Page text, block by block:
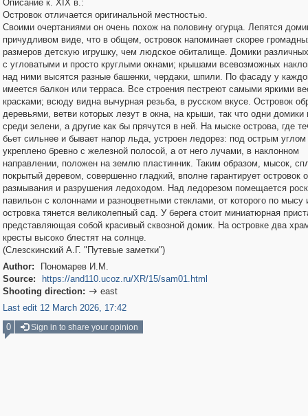
Описание к. XIX в.:
Островок отличается оригинальной местностью.
Своими очертаниями он очень похож на половину огурца. Лепятся
причудливом виде, что в общем, островок напоминает скорее
размеров детскую игрушку, чем людское обиталище. Домики
с угловатыми и просто круглыми окнами; крышами всевозможных
над ними высятся разные башенки, чердаки, шпили. По фасаду у
имеется балкон или терраса. Все строения пестреют самыми яркими
красками; всюду видна вычурная резьба, в русском вкусе. Островок
деревьями, ветви которых лезут в окна, на крыши, так что одни домики
среди зелени, а другие как бы прячутся в ней. На мыске острова, где
бьет сильнее и бывает напор льда, устроен ледорез: под острым углом
укреплено бревно с железной полосой, а от него лучами, в наклонном
направлении, положен на землю пластинник. Таким образом, мысок,
покрытый деревом, совершенно гладкий, вполне гарантирует островок
размывания и разрушения ледоходом. Над ледорезом помещается
павильон с колоннами и разноцветными стеклами, от которого по мысу
островка тянется великолепный сад. У берега стоит миниатюрная
представляющая собой красивый сквозной домик. На островке два
кресты высоко блестят на солнце.
(Слезскинский А.Г. "Путевые заметки")
Author:
Пономарев И.М.
Source:
https://and110.ucoz.ru/XR/15/sam01.html
Shooting direction:  east
Last edit 12 March 2026, 17:42
0
Sign in to share your opinion